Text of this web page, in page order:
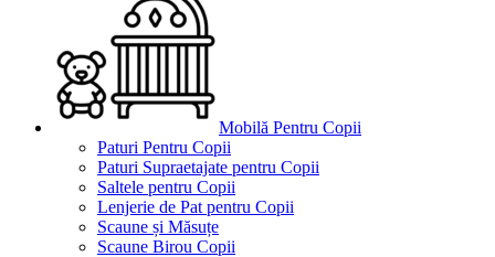
Mobilă Pentru Copii
Paturi Pentru Copii
Paturi Supraetajate pentru Copii
Saltele pentru Copii
Lenjerie de Pat pentru Copii
Scaune și Măsuțe
Scaune Birou Copii